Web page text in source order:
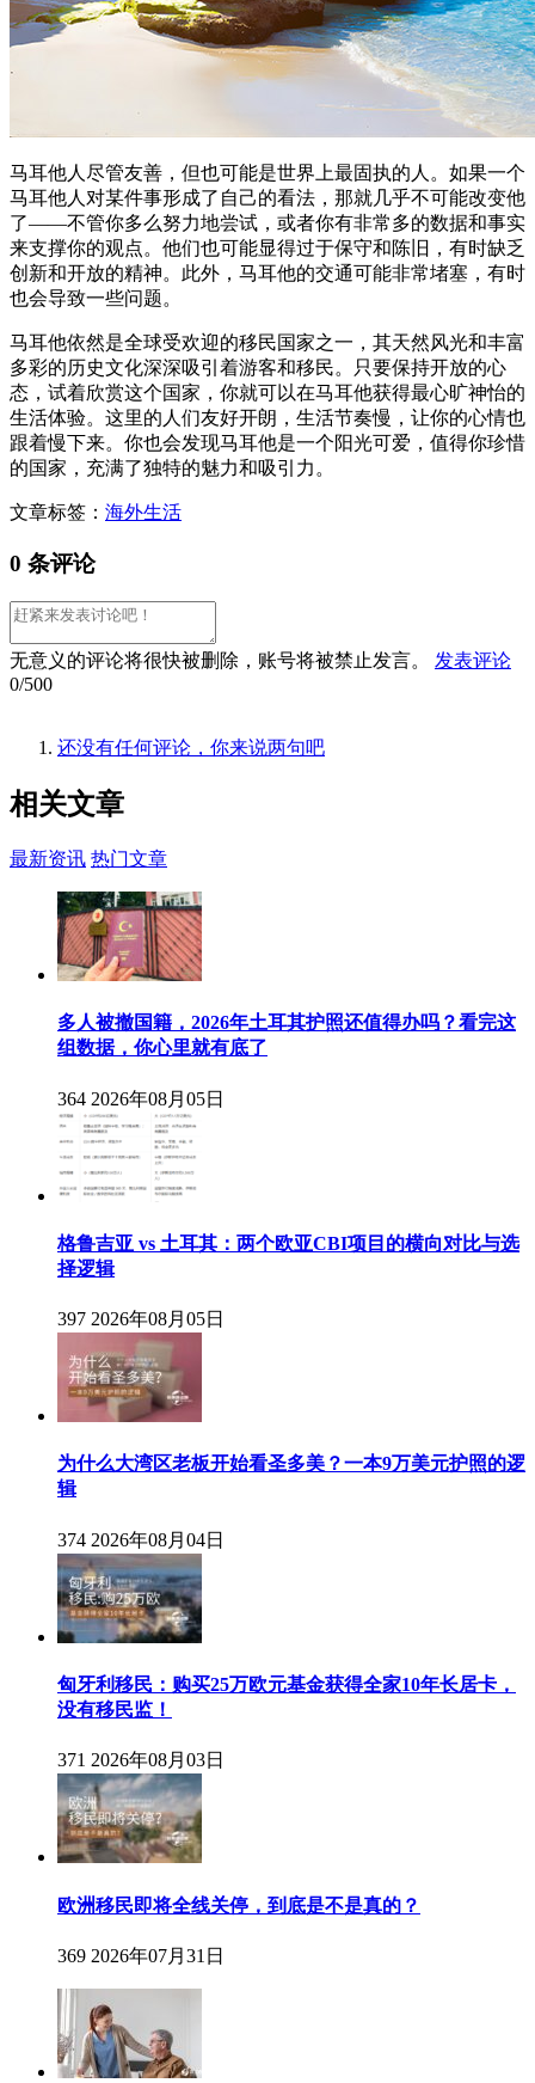
马耳他人尽管友善，但也可能是世界上最固执的人。如果一个
马耳他人对某件事形成了自己的看法，那就几乎不可能改变他
了——不管你多么努力地尝试，或者你有非常多的数据和事实
来支撑你的观点。他们也可能显得过于保守和陈旧，有时缺乏
创新和开放的精神。此外，马耳他的交通可能非常堵塞，有时
也会导致一些问题。
马耳他依然是全球受欢迎的移民国家之一，其天然风光和丰富
多彩的历史文化深深吸引着游客和移民。只要保持开放的心
态，试着欣赏这个国家，你就可以在马耳他获得最心旷神怡的
生活体验。这里的人们友好开朗，生活节奏慢，让你的心情也
跟着慢下来。你也会发现马耳他是一个阳光可爱，值得你珍惜
的国家，充满了独特的魅力和吸引力。
文章标签： 海外生活
0 条评论
无意义的评论将很快被删除，账号将被禁止发言。
发表评论
0/500
还没有任何评论，你来说两句吧
相关文章
最新资讯 热门文章
多人被撤国籍，2026年土耳其护照还值得办吗？看完这
组数据，你心里就有底了
364 2026年08月05日
格鲁吉亚 vs 土耳其：两个欧亚CBI项目的横向对比与选
择逻辑
397 2026年08月05日
为什么大湾区老板开始看圣多美？一本9万美元护照的逻
辑
374 2026年08月04日
匈牙利移民：购买25万欧元基金获得全家10年长居卡，
没有移民监！
371 2026年08月03日
欧洲移民即将全线关停，到底是不是真的？
369 2026年07月31日